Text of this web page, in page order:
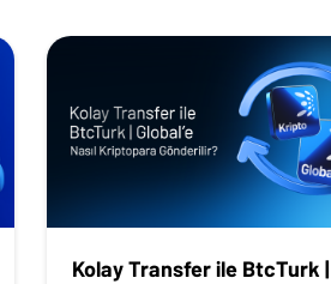
Kolay Transfer ile BtcTurk |